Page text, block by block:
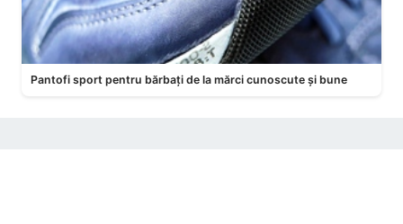
Pantofi sport pentru bărbați de la mărci cunoscute și bune